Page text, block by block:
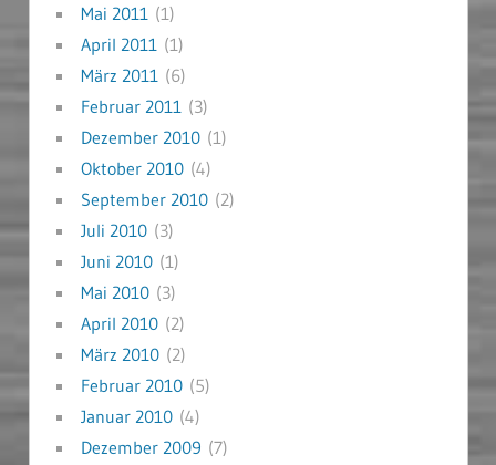
Mai 2011 (1)
April 2011 (1)
März 2011 (6)
Februar 2011 (3)
Dezember 2010(1)
Oktober 2010(4)
September 2010(2)
Juli 2010(3)
Juni 2010(1)
Mai 2010(3)
April 2010(2)
März 2010(2)
Februar 2010(5)
Januar 2010(4)
Dezember 2009 (7)